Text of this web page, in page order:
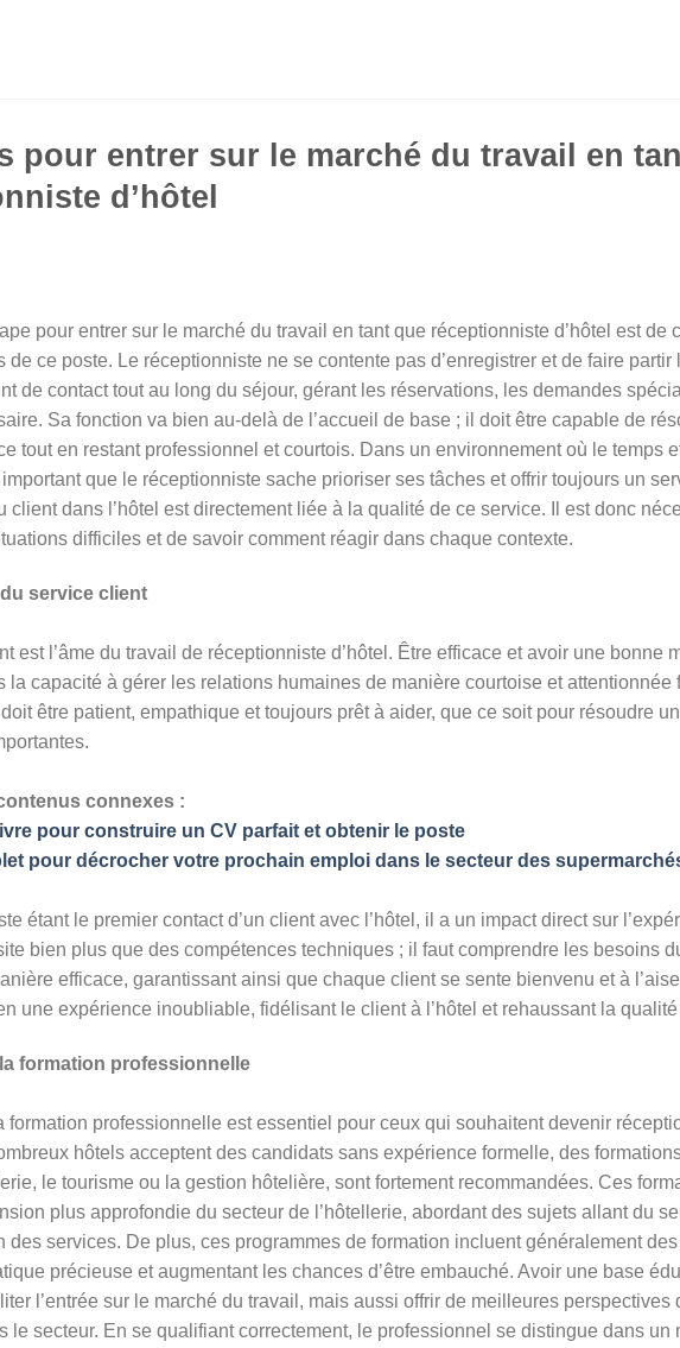
pour entrer sur le marché du travail en
d’hôtel
pour entrer sur le marché du travail en tant que réceptionniste d’hôtel est de
de ce poste. Le réceptionniste ne se contente pas d’enregistrer et de faire
de contact tout au long du séjour, gérant les réservations, les demandes
Sa fonction va bien au-delà de l’accueil de base ; il doit être capable de
tout en restant professionnel et courtois. Dans un environnement où le temps
que le réceptionniste sache prioriser ses tâches et offrir toujours un
client dans l’hôtel est directement liée à la qualité de ce service. Il est donc
difficiles et de savoir comment réagir dans chaque contexte.
du service client
est l’âme du travail de réceptionniste d’hôtel. Être efficace et avoir une bonne
la capacité à gérer les relations humaines de manière courtoise et attentionnée
être patient, empathique et toujours prêt à aider, que ce soit pour résoudre
connexes :
pour construire un CV parfait et obtenir le poste
pour décrocher votre prochain emploi dans le secteur des
étant le premier contact d’un client avec l’hôtel, il a un impact direct sur
bien plus que des compétences techniques ; il faut comprendre les besoins
efficace, garantissant ainsi que chaque client se sente bienvenu et à
une expérience inoubliable, fidélisant le client à l’hôtel et rehaussant la
formation professionnelle
formation professionnelle est essentiel pour ceux qui souhaitent devenir
hôtels acceptent des candidats sans expérience formelle, des
le tourisme ou la gestion hôtelière, sont fortement recommandées. Ces
plus approfondie du secteur de l’hôtellerie, abordant des sujets allant du
des services. De plus, ces programmes de formation incluent généralement
précieuse et augmentant les chances d’être embauché. Avoir une base
l’entrée sur le marché du travail, mais aussi offrir de meilleures perspectives
le secteur. En se qualifiant correctement, le professionnel se distingue dans un